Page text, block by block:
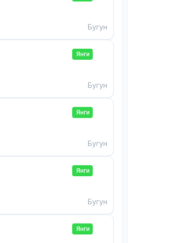
Бугун
Янги
Бугун
Янги
Бугун
Янги
Бугун
Янги